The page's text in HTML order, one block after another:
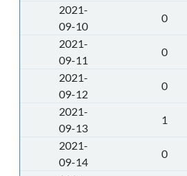
2021-
09-10
0
2021-
09-11
0
2021-
09-12
0
2021-
09-13
1
2021-
09-14
0